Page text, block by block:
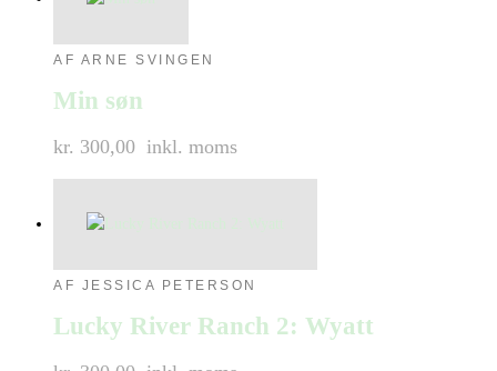
AF ARNE SVINGEN
Min søn
kr. 300,00 inkl. moms
AF JESSICA PETERSON
Lucky River Ranch 2: Wyatt